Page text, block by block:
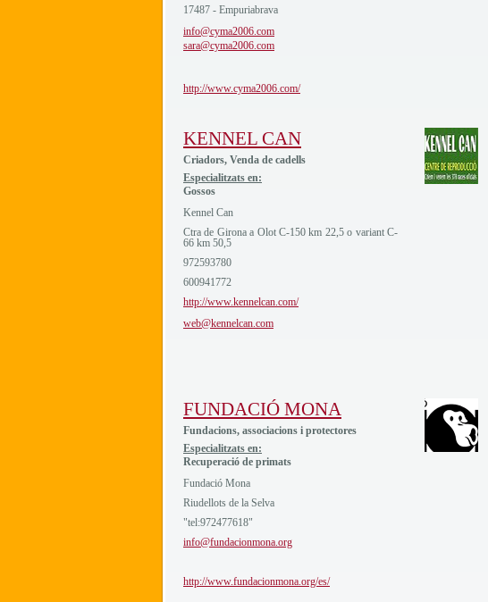
17487 - Empuriabrava
info@cyma2006.com
sara@cyma2006.com
http://www.cyma2006.com/
KENNEL CAN
Criadors, Venda de cadells
Especialitzats en:
Gossos
Kennel Can
Ctra de Girona a Olot C-150 km 22,5 o variant C-
66 km 50,5
972593780
600941772
http://www.kennelcan.com/
web@kennelcan.com
FUNDACIÓ MONA
Fundacions, associacions i protectores
Especialitzats en:
Recuperació de primats
Fundació Mona
Riudellots de la Selva
"tel:972477618"
info@fundacionmona.org
http://www.fundacionmona.org/es/